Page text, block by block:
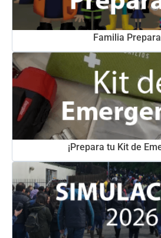
Familia
¡Prepara tu Kit de